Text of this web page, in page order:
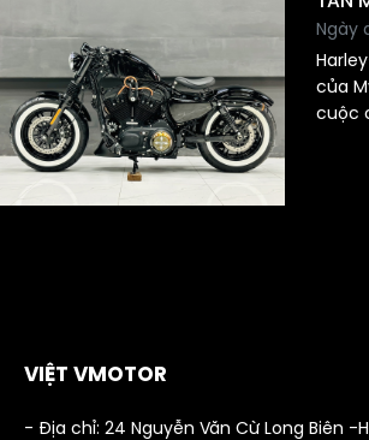
Ngày
của
cuộc
VIỆT VMOTOR
- Địa chỉ: 24 Nguyễn Văn Cừ Long Biên -